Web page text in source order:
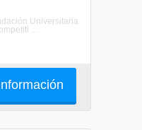
Universitaria
...